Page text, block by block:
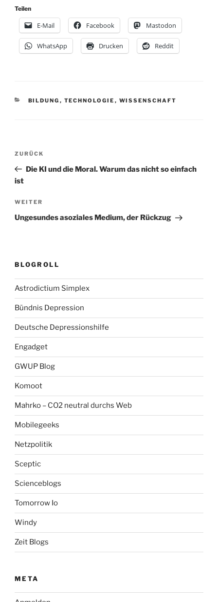
Teilen
E-Mail Facebook Mastodon
WhatsApp Drucken Reddit
KATEGORIEN
BILDUNG , TECHNOLOGIE , WISSENSCHAFT
Beitragsnavigation
Vorheriger
Beitrag
ZURÜCK
Die KI und die Moral. Warum das nicht so einfach
ist
Nächster
Beitrag
WEITER
Ungesundes asoziales Medium, der Rückzug
BLOGROLL
Astrodictium Simplex
Bündnis Depression
Deutsche Depressionshilfe
Engadget
GWUP Blog
Komoot
Mahrko – CO2 neutral durchs Web
Mobilegeeks
Netzpolitik
Sceptic
Scienceblogs
Tomorrow Io
Windy
Zeit Blogs
META